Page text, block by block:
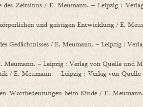
des Zeitsinns / E. Meumann. – Leipzig :
und geistigen Entwicklung / E.
Gedächtnisses / E. Meumann. – Leipzig :
– Leipzig : Verlag von Quelle und
/ E. Meumann. – Leipzig : Verlag von Quelle
Wortbedeutungen beim Kinde / E.